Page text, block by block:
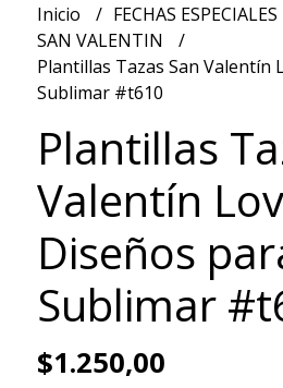
Inicio
FECHAS ESPECIALES
SAN VALENTIN
Plantillas Tazas San Valentín
Sublimar #t610
Plantillas
Valentín
Diseños
Sublimar
$1.250,00